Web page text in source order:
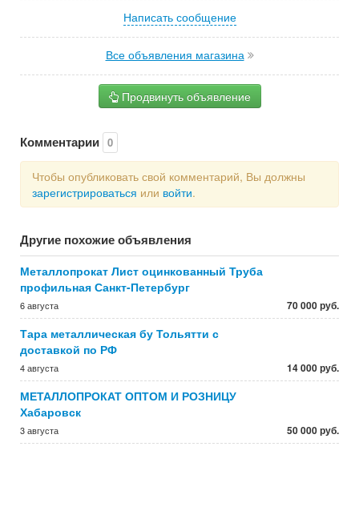
Написать сообщение
Все объявления магазина
Продвинуть объявление
Комментарии 0
Чтобы опубликовать свой комментарий, Вы должны
зарегистрироваться или войти.
Другие похожие объявления
Металлопрокат Лист оцинкованный Труба
профильная Санкт-Петербург
6 августа 70 000 руб.
Тара металлическая бу Тольятти с
доставкой по РФ
4 августа 14 000 руб.
МЕТАЛЛОПРОКАТ ОПТОМ И РОЗНИЦУ
Хабаровск
3 августа 50 000 руб.